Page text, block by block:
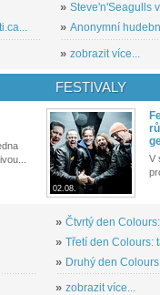
» Steve'n'Seagulls
» Anonymní
» zobrazit více...
FESTIVALY
02.08.
V
» Čtvrtý den
» Třetí den Colours:
» Druhý den
» zobrazit více...